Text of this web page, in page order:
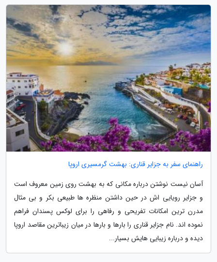
راهنمای سفر به جزایر قناری: بهشت گرمسیری اروپا
آسان نیست نوشتن درباره مکانی که به بهشت روی زمین معروف است
و جزایر رویایی اش در حین داشتن منظره ها طبیعی بکر و بی مثال
مدرن ترین امکانات تفریحی و رفاهی را برای لوکس پسندان فراهم
نموده اند. نام جزایر قناری را بارها و بارها در میان زیباترین مقاصد اروپا
دیده و درباره زیبایی هایش بسیار...